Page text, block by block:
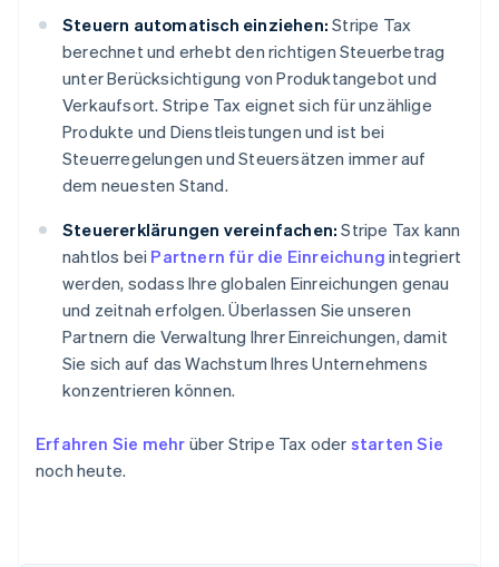
Steuern automatisch einziehen: Stripe Tax
berechnet und erhebt den richtigen Steuerbetrag
unter Berücksichtigung von Produktangebot und
Verkaufsort. Stripe Tax eignet sich für unzählige
Produkte und Dienstleistungen und ist bei
Steuerregelungen und Steuersätzen immer auf
dem neuesten Stand.
Steuererklärungen vereinfachen: Stripe Tax kann
nahtlos bei Partnern für die Einreichung integriert
werden, sodass Ihre globalen Einreichungen genau
und zeitnah erfolgen. Überlassen Sie unseren
Partnern die Verwaltung Ihrer Einreichungen, damit
Sie sich auf das Wachstum Ihres Unternehmens
konzentrieren können.
Erfahren Sie mehr über Stripe Tax oder starten Sie
noch heute.